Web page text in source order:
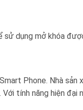
dụng mở khóa
Phone. Nhà
tính năng hiện đại